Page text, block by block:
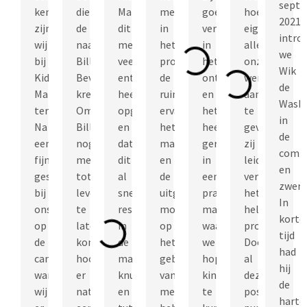
kennis
zijn
wij
bij
Kids
Marketeers
terechtgekomen.
Na
een
fijn
gesprek
bij
ons
op
de
camping,
waren
wij
die
de
naam
Billy
Bever
kreeg.
Om
Billy
nog
meer
tot
leven
te
laten
komen,
hoorde
er
natuurlijk
Marketeers
dit
met
veel
enthousiasme
heeft
opgepakt
en
dat
dit
al
snel
resulteerde
in
de
mascotte,
knuffel
en
meedenken
in
het
proces,
de
ruime
ervaring,
het
maatwerk
en
de
uitgebreide
mogelijkheden
op
het
gebied
van
merchandise
goed
verwerkt
in
het
ontwerp
en
het
heeft
geresulteerd
in
een
prachtig
mascottepak
waarmee
we
hopen
kinderen
te
hoeven
eigenlijk
alleen
onze
wensen
aan
te
geven,
zij
leiden
verder
het
hele
proces.
Door
al
deze
positieve
2021
we
Wik
de
in
de
en
In
korte
tijd
had
hij
de